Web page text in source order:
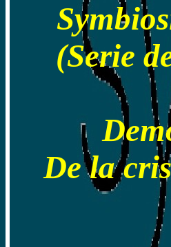
(Serie
De la